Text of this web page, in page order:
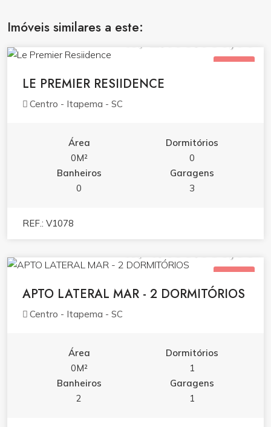
Imóveis similares a este:
VENDA
LE PREMIER RESIIDENCE
Centro - Itapema - SC
Área
0M²
Dormitórios
0
Banheiros
0
Garagens
3
REF.: V1078
VENDA
APTO LATERAL MAR - 2 DORMITÓRIOS
Centro - Itapema - SC
Área
0M²
Dormitórios
1
Banheiros
2
Garagens
1